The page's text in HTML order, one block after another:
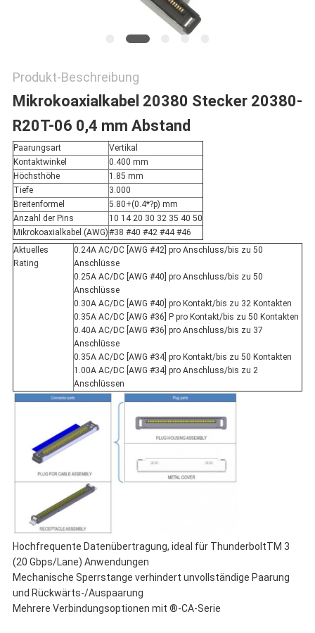
Produkt-Beschreibung
Mikrokoaxialkabel 20380 Stecker 20380-
R20T-06 0,4 mm Abstand
Paarungsart
Vertikal
Kontaktwinkel
0.400 mm
Höchsthöhe
1.85 mm
Tiefe
3.000
Breitenformel
5.80+(0.4*?p) mm
Anzahl der Pins
10 14 20 30 32 35 40 50
Mikrokoaxialkabel (AWG)#38 #40 #42 #44 #46
Aktuelles
Rating
0.24A AC/DC [AWG #42] pro Anschluss/bis zu 50
Anschlüsse
0.25A AC/DC [AWG #40] pro Anschluss/bis zu 50
Anschlüsse
0.30A AC/DC [AWG #40] pro Kontakt/bis zu 32 Kontakten
0.35A AC/DC [AWG #36] P pro Kontakt/bis zu 50 Kontakten
0.40A AC/DC [AWG #36] pro Anschluss/bis zu 37
Anschlüsse
0.35A AC/DC [AWG #34] pro Kontakt/bis zu 50 Kontakten
1.00A AC/DC [AWG #34] pro Anschluss/bis zu 2
Anschlüssen
Hochfrequente Datenübertragung, ideal für ThunderboltTM 3
(20 Gbps/Lane) Anwendungen
Mechanische Sperrstange verhindert unvollständige Paarung
und Rückwärts-/Auspaarung
Mehrere Verbindungsoptionen mit ®-CA-Serie